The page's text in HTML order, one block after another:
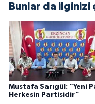
Bunlar da ilginizi
Mustafa Sarıgül: “Yeni
Herkesin Partisidir”